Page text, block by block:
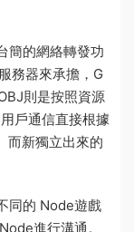
簡的網絡轉發功
務器來承擔，G
則是按照資源
戶通信直接根據
而新獨立出來的
同的 Node遊戲
進行溝通。